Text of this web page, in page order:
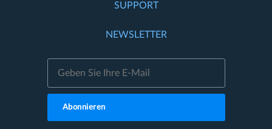
SUPPORT
NEWSLETTER
Abonnieren